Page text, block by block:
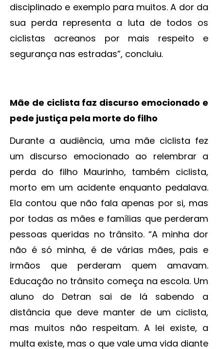
disciplinado e exemplo para muitos. A dor da
sua perda representa a luta de todos os
ciclistas acreanos por mais respeito e
segurança nas estradas”, concluiu.
Mãe de ciclista faz discurso emocionado e
pede justiça pela morte do filho
Durante a audiência, uma mãe ciclista fez
um discurso emocionado ao relembrar a
perda do filho Maurinho, também ciclista,
morto em um acidente enquanto pedalava.
Ela contou que não fala apenas por si, mas
por todas as mães e famílias que perderam
pessoas queridas no trânsito. “A minha dor
não é só minha, é de várias mães, pais e
irmãos que perderam quem amavam.
Educação no trânsito começa na escola. Um
aluno do Detran sai de lá sabendo a
distância que deve manter de um ciclista,
mas muitos não respeitam. A lei existe, a
multa existe, mas o que vale uma vida diante